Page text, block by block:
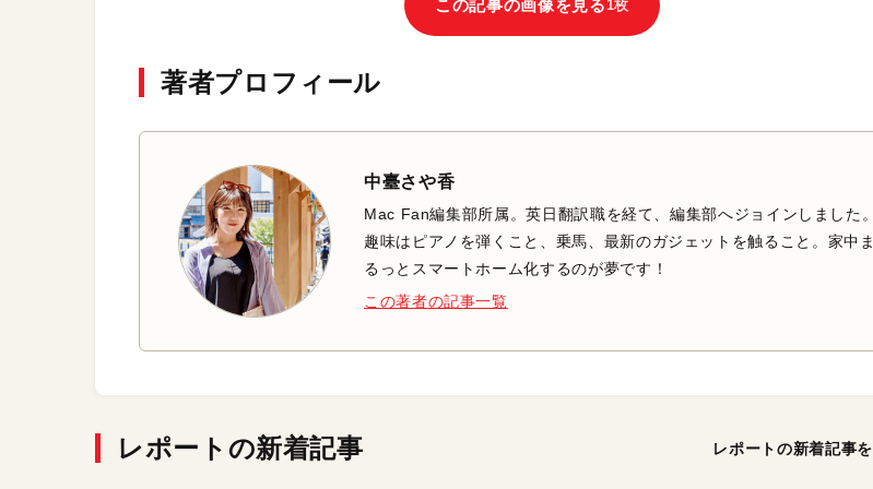
この記事の画像を見る1枚
著者プロフィール
中臺さや香
Mac Fan編集部所属。英日翻訳職を経て、編集部へジョインしました。
趣味はピアノを弾くこと、乗馬、最新のガジェットを触ること。家中ま
るっとスマートホーム化するのが夢です！
この著者の記事一覧
レポートの新着記事 レポートの新着記事を